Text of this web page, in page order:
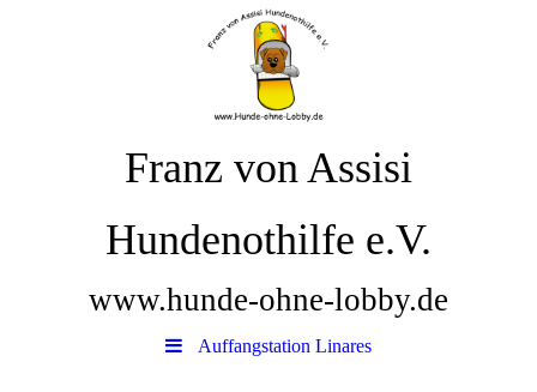
Franz von Assisi
Hundenothilfe e.V.
www.hunde-ohne-lobby.de
Auffangstation Linares